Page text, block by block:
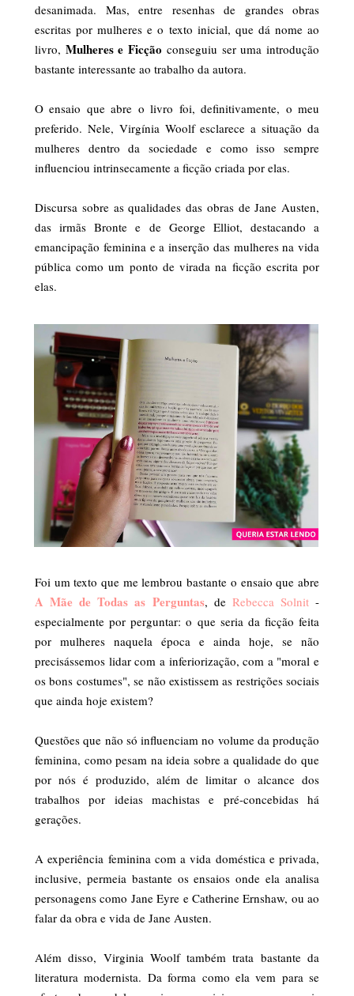
desanimada. Mas, entre resenhas de grandes obras
escritas por mulheres e o texto inicial, que dá nome ao
livro, Mulheres e Ficção conseguiu ser uma introdução
bastante interessante ao trabalho da autora.
O ensaio que abre o livro foi, definitivamente, o meu
preferido. Nele, Virgínia Woolf esclarece a situação da
mulheres dentro da sociedade e como isso sempre
influenciou intrinsecamente a ficção criada por elas.
Discursa sobre as qualidades das obras de Jane Austen,
das irmãs Bronte e de George Elliot, destacando a
emancipação feminina e a inserção das mulheres na vida
pública como um ponto de virada na ficção escrita por
elas.
Foi um texto que me lembrou bastante o ensaio que abre
A Mãe de Todas as Perguntas, de Rebecca Solnit-
especialmente por perguntar: o que seria da ficção feita
por mulheres naquela época e ainda hoje, se não
precisássemos lidar com a inferiorização, com a "moral e
os bons costumes", se não existissem as restrições sociais
que ainda hoje existem?
Questões que não só influenciam no volume da produção
feminina, como pesam na ideia sobre a qualidade do que
por nós é produzido, além de limitar o alcance dos
trabalhos por ideias machistas e pré-concebidas há
gerações.
A experiência feminina com a vida doméstica e privada,
inclusive, permeia bastante os ensaios onde ela analisa
personagens como Jane Eyre e Catherine Ernshaw, ou ao
falar da obra e vida de Jane Austen.
Além disso, Virginia Woolf também trata bastante da
literatura modernista. Da forma como ela vem para se